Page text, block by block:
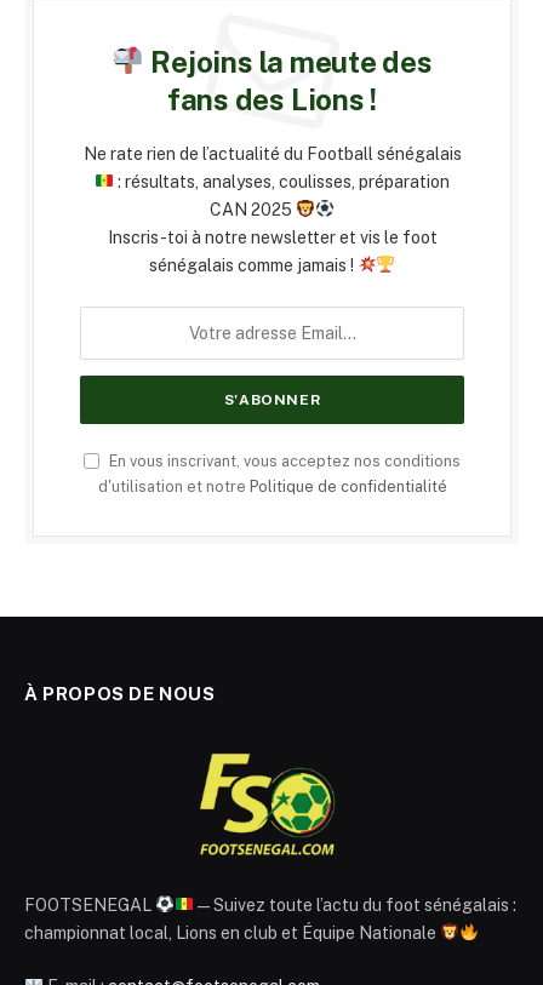
Rejoins la meute des
fans des Lions !
Ne rate rien de l’actualité du Football sénégalais
: résultats, analyses, coulisses, préparation
CAN 2025
Inscris-toi à notre newsletter et vis le foot
sénégalais comme jamais !
En vous inscrivant, vous acceptez nos conditions
d'utilisation et notre Politique de confidentialité
À PROPOS DE NOUS
FOOTSENEGAL
— Suivez toute l’actu du foot sénégalais :
championnat local, Lions en club et Équipe Nationale